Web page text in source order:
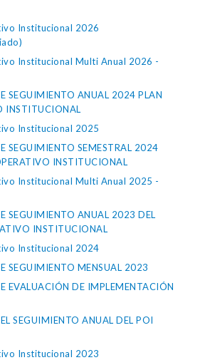
Institucional 2026
Institucional Multi Anual 2026 -
SEGUIMIENTO ANUAL 2024 PLAN
INSTITUCIONAL
Institucional 2025
SEGUIMIENTO SEMESTRAL 2024
INSTITUCIONAL
Institucional Multi Anual 2025 -
SEGUIMIENTO ANUAL 2023 DEL
INSTITUCIONAL
Institucional 2024
SEGUIMIENTO MENSUAL 2023
EVALUACIÓN DE IMPLEMENTACIÓN
SEGUIMIENTO ANUAL DEL POI
Institucional 2023